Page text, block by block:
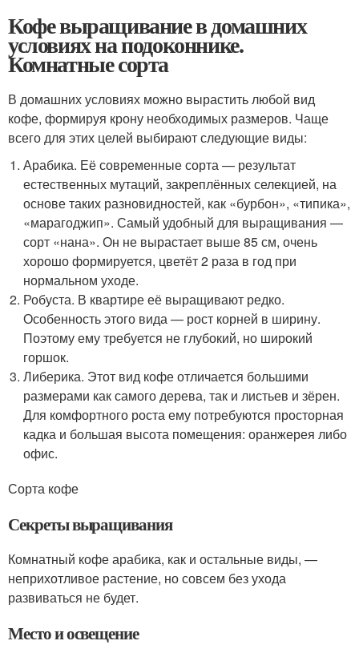
Кофе выращивание в домашних
условиях на подоконнике.
Комнатные сорта
В домашних условиях можно вырастить любой вид
кофе, формируя крону необходимых размеров. Чаще
всего для этих целей выбирают следующие виды:
Арабика. Её современные сорта — результат
естественных мутаций, закреплённых селекцией, на
основе таких разновидностей, как «бурбон», «типика»,
«марагоджип». Самый удобный для выращивания —
сорт «нана». Он не вырастает выше 85 см, очень
хорошо формируется, цветёт 2 раза в год при
нормальном уходе.
Робуста. В квартире её выращивают редко.
Особенность этого вида — рост корней в ширину.
Поэтому ему требуется не глубокий, но широкий
горшок.
Либерика. Этот вид кофе отличается большими
размерами как самого дерева, так и листьев и зёрен.
Для комфортного роста ему потребуются просторная
кадка и большая высота помещения: оранжерея либо
офис.
Сорта кофе
Секреты выращивания
Комнатный кофе арабика, как и остальные виды, —
неприхотливое растение, но совсем без ухода
развиваться не будет.
Место и освещение